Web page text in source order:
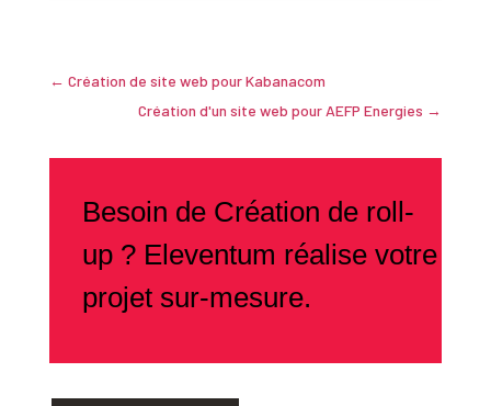
← Création de site web pour Kabanacom
Création d'un site web pour AEFP Energies →
Besoin de Création de roll-
up ? Eleventum réalise votre
projet sur-mesure.